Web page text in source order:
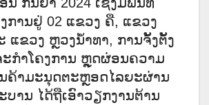
ນ ກັນຍາ 2024 ເຊິ່ງມີພື້ນທີ
ການຢູ່ 02 ແຂວງ ຄື, ແຂວງ
ແຂວງ ຫຼວງນໍ້າທາ, ການຈັ້ງຕັ້ງ
ກໍາໂຄງການ ຫຼຸດຜ່ອນຄວາມ
ຄ້າມະນຸດຕະຫຼອດໄລຍະຜ່ານ
ານ ໄດ້ຖືເອົາວຽກງານຕ້ານ